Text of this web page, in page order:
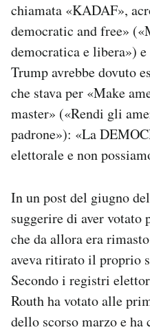
chiamata «KADAF»,
democratic and free»
democratica e libera»)
Trump avrebbe dovuto
che stava per «Make
master» («Rendi gli
padrone»): «La
elettorale e non
In un post del giugno
suggerire di aver votato
che da allora era
aveva ritirato il proprio
Secondo i registri
Routh ha votato alle
dello scorso marzo e